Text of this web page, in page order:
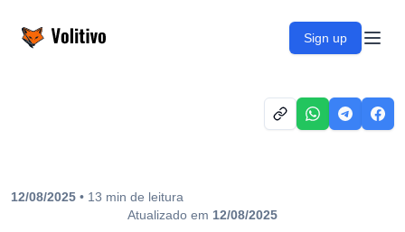
Volitivo Sign up
12/08/2025 • 13 min de leitura
Atualizado em 12/08/2025